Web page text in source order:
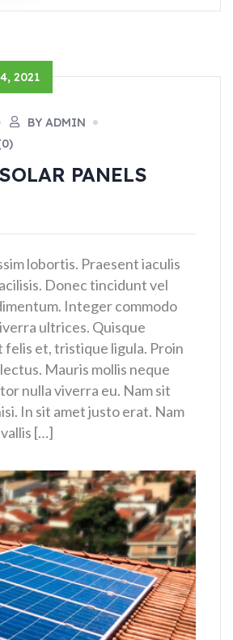
2021
BY ADMIN
PANELS
lobortis. Praesent iaculis
Donec tincidunt vel
Integer commodo
ultrices. Quisque
felis et, tristique ligula. Proin
Mauris mollis neque
nulla viverra eu. Nam sit
In sit amet justo erat. Nam
[…]